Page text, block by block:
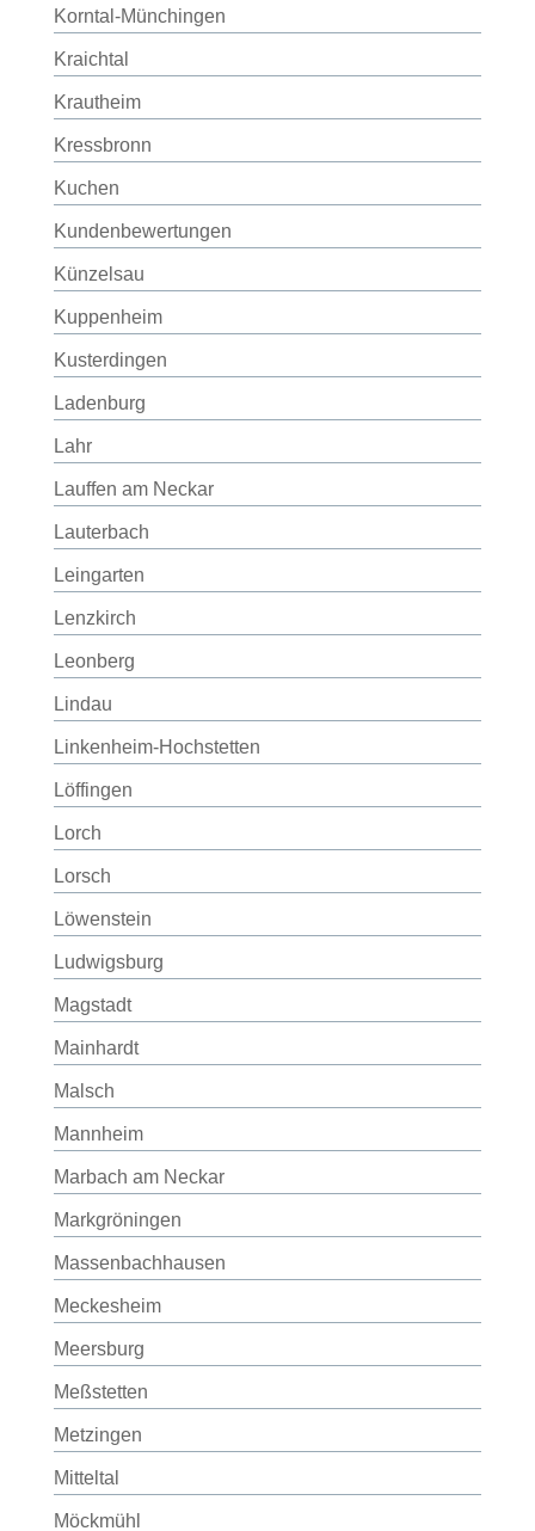
Korntal-Münchingen
Kraichtal
Krautheim
Kressbronn
Kuchen
Kundenbewertungen
Künzelsau
Kuppenheim
Kusterdingen
Ladenburg
Lahr
Lauffen am Neckar
Lauterbach
Leingarten
Lenzkirch
Leonberg
Lindau
Linkenheim-Hochstetten
Löffingen
Lorch
Lorsch
Löwenstein
Ludwigsburg
Magstadt
Mainhardt
Malsch
Mannheim
Marbach am Neckar
Markgröningen
Massenbachhausen
Meckesheim
Meersburg
Meßstetten
Metzingen
Mitteltal
Möckmühl